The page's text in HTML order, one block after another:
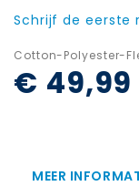
Schrijf de eerste
Cotton-Polyester-
€ 49,99
MEER